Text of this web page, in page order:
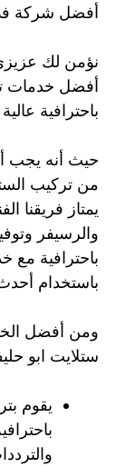
أفضل شركة
نؤمن لك
أفضل خدمات
باحترافية
حيث أنه يجب
من تركيب
يمتاز فريقنا
والرسيفر
باحترافية مع
باستخدام
ومن أفضل
ستلايت ابو
يقوم